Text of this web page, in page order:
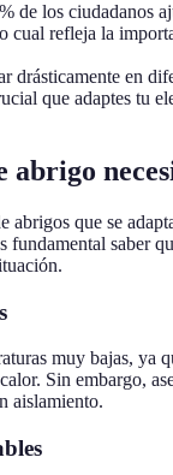
de los ciudadanos
cual refleja la
drásticamente en
que adaptes tu
abrigo
abrigos que se
fundamental saber
muy bajas, ya
Sin embargo,
aislamiento.